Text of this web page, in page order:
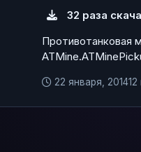
32 раза
Противотанковая
22 января, 201412